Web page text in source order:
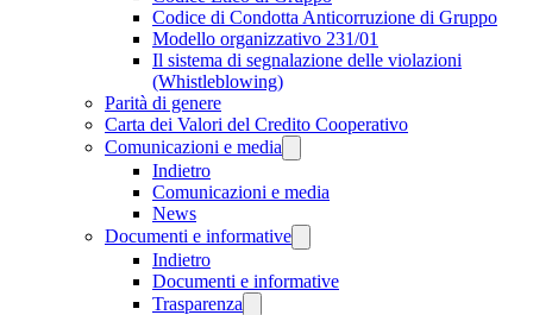
Codice di Condotta Anticorruzione di Gruppo
Modello organizzativo 231/01
Il sistema di segnalazione delle violazioni
(Whistleblowing)
Parità di genere
Carta dei Valori del Credito Cooperativo
Comunicazioni e media
Indietro
Comunicazioni e media
News
Documenti e informative
Indietro
Documenti e informative
Trasparenza